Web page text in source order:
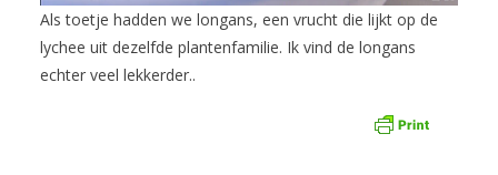
Als toetje hadden we longans, een vrucht die lijkt op de
lychee uit dezelfde plantenfamilie. Ik vind de longans
echter veel lekkerder..